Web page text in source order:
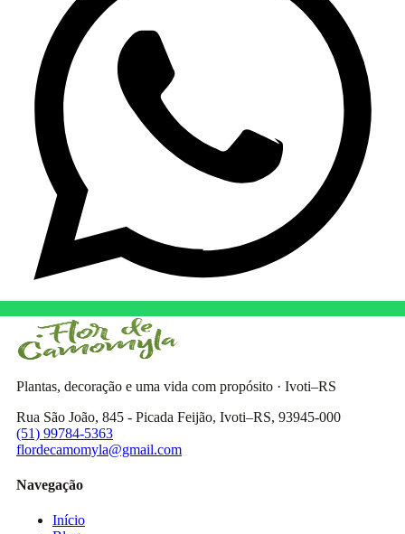
Plantas, decoração e uma vida com propósito · Ivoti–RS
Rua São João, 845 - Picada Feijão, Ivoti–RS, 93945-000
(51) 99784-5363
flordecamomyla@gmail.com
Navegação
Início